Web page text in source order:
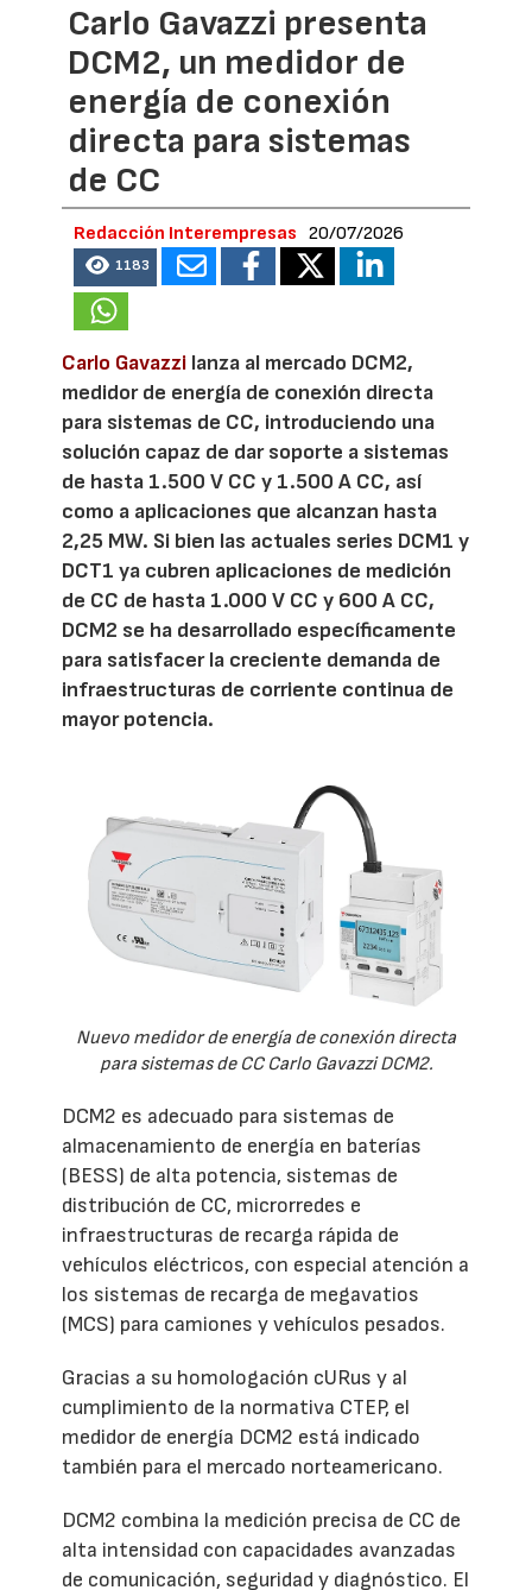
Carlo Gavazzi presenta
DCM2, un medidor de
energía de conexión
directa para sistemas
de CC
Redacción Interempresas 20/07/2026
1183
Carlo Gavazzi lanza al mercado DCM2,
medidor de energía de conexión directa
para sistemas de CC, introduciendo una
solución capaz de dar soporte a sistemas
de hasta 1.500 V CC y 1.500 A CC, así
como a aplicaciones que alcanzan hasta
2,25 MW. Si bien las actuales series DCM1 y
DCT1 ya cubren aplicaciones de medición
de CC de hasta 1.000 V CC y 600 A CC,
DCM2 se ha desarrollado específicamente
para satisfacer la creciente demanda de
infraestructuras de corriente continua de
mayor potencia.
Nuevo medidor de energía de conexión directa
para sistemas de CC Carlo Gavazzi DCM2.
DCM2 es adecuado para sistemas de
almacenamiento de energía en baterías
(BESS) de alta potencia, sistemas de
distribución de CC, microrredes e
infraestructuras de recarga rápida de
vehículos eléctricos, con especial atención a
los sistemas de recarga de megavatios
(MCS) para camiones y vehículos pesados.
Gracias a su homologación cURus y al
cumplimiento de la normativa CTEP, el
medidor de energía DCM2 está indicado
también para el mercado norteamericano.
DCM2 combina la medición precisa de CC de
alta intensidad con capacidades avanzadas
de comunicación, seguridad y diagnóstico. El